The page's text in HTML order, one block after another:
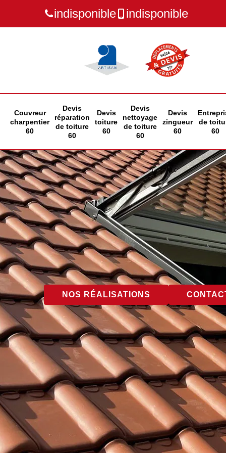
indisponible indisponible
Couvreur
charpentier
60
Devis
réparation
de toiture
60
Devis
toiture
60
Devis
nettoyage
de toiture
60
Devis
zingueur
60
de
60
NOS RÉALISATIONS